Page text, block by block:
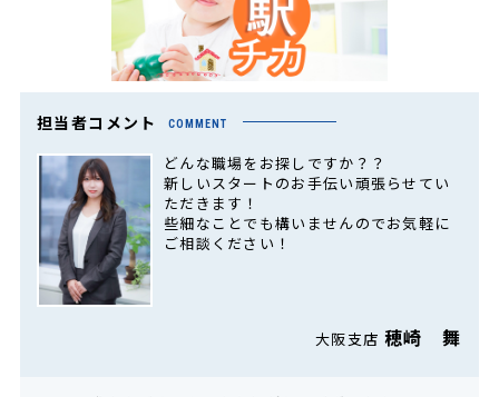
担当者コメント COMMENT
どんな職場をお探しですか？？
新しいスタートのお手伝い頑張らせてい
ただきます！
些細なことでも構いませんのでお気軽に
ご相談ください！
大阪支店 穂崎 舞